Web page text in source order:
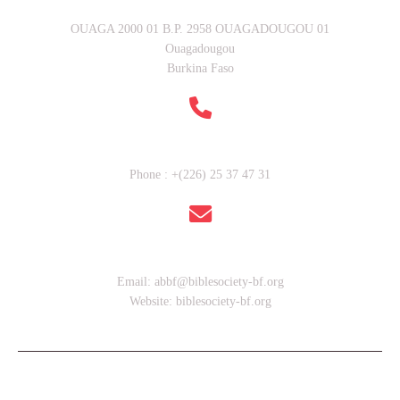
OUAGA 2000 01 B.P. 2958 OUAGADOUGOU 01
Ouagadougou
Burkina Faso
Phone : +(226) 25 37 47 31
Email: abbf@biblesociety-bf.org
Website: biblesociety-bf.org